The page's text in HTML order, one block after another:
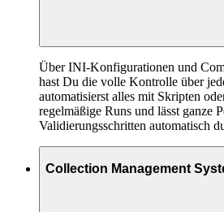
Über INI-Konfigurationen und
hast Du die volle Kontrolle über
automatisierst alles mit Skripten
regelmäßige Runs und lässt ganze
Validierungsschritten automatisch
Collection Management